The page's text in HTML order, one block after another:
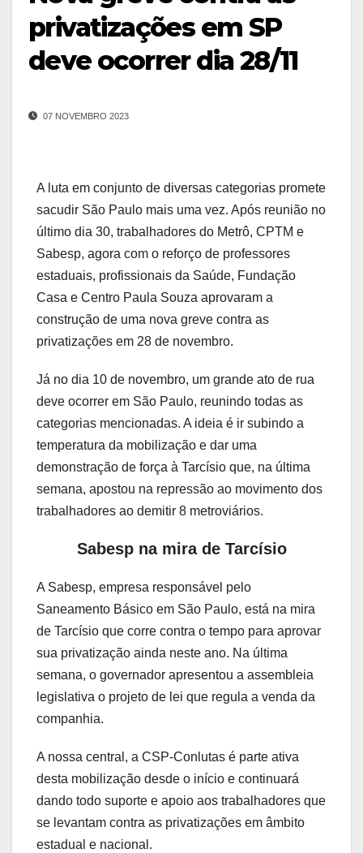
privatizações em SP
deve ocorrer dia 28/11
07 NOVEMBRO 2023
A luta em conjunto de diversas categorias promete
sacudir São Paulo mais uma vez. Após reunião no
último dia 30, trabalhadores do Metrô, CPTM e
Sabesp, agora com o reforço de professores
estaduais, profissionais da Saúde, Fundação
Casa e Centro Paula Souza aprovaram a
construção de uma nova greve contra as
privatizações em 28 de novembro.
Já no dia 10 de novembro, um grande ato de rua
deve ocorrer em São Paulo, reunindo todas as
categorias mencionadas. A ideia é ir subindo a
temperatura da mobilização e dar uma
demonstração de força à Tarcísio que, na última
semana, apostou na repressão ao movimento dos
trabalhadores ao demitir 8 metroviários.
Sabesp na mira de Tarcísio
A Sabesp, empresa responsável pelo
Saneamento Básico em São Paulo, está na mira
de Tarcísio que corre contra o tempo para aprovar
sua privatização ainda neste ano. Na última
semana, o governador apresentou a assembleia
legislativa o projeto de lei que regula a venda da
companhia.
A nossa central, a CSP-Conlutas é parte ativa
desta mobilização desde o início e continuará
dando todo suporte e apoio aos trabalhadores que
se levantam contra as privatizações em âmbito
estadual e nacional.